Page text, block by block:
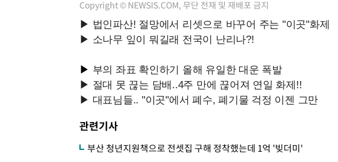
Copyright © NEWSIS.COM, 무단 전재 및 재배포 금지
관련기사
부산 청년지원책으로 전셋집 구해 정착했는데 1억 '빚더미'